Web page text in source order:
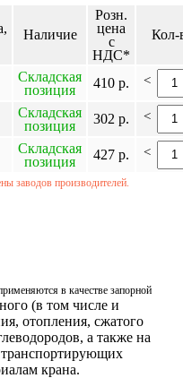
Наличие
Розн.
цена
с
НДС*
Кол-
Складская
позиция
410 р. <
Складская
позиция
302 р. <
Складская
позиция
427 р. <
заводов производителей.
в качестве запорной
(в том числе и
отопления, сжатого
а также на
транспортирующих
крана.